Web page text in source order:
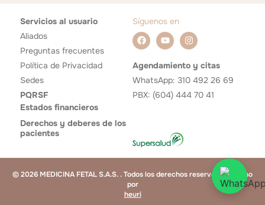
Servicios al usuario
Aliados
Preguntas frecuentes
Política de Privacidad
Sedes
PQRSF
Estados financieros
Derechos y deberes de los
pacientes
Síguenos en
Agendamiento y citas
WhatsApp: 310 492 26 69
PBX: (604) 444 70 41
© 2026 MEDICINA FETAL S.A.S. . Todos los derechos reservados. Hecho
por
heuri